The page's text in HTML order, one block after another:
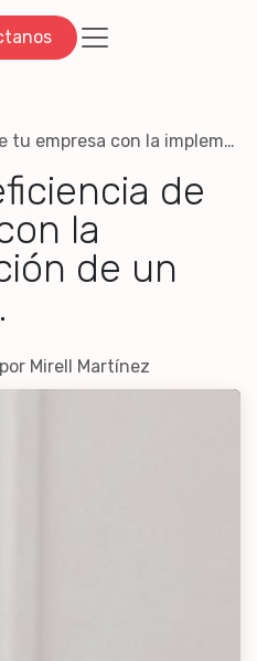
la implementación de un sistema ERP.
de
la
de un
por Mirell Martínez